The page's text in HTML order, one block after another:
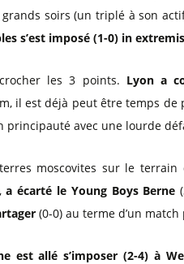
Billets Coupe d’Asie 2027
soirs (un triplé à son
s’est imposé (1-0) in
les 3 points. Lyon a
il est déjà peut être temps de
principauté avec une lourde
moscovites sur le terrain
a écarté le Young Boys Berne
(0-0) au terme d’un
est allé s’imposer (2-4) à